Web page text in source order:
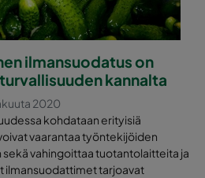
ilmansuodatus on
kannalta
2020
kohdataan erityisiä
vaarantaa työntekijöiden
vahingoittaa tuotantolaitteita ja
ilmansuodattimet tarjoavat